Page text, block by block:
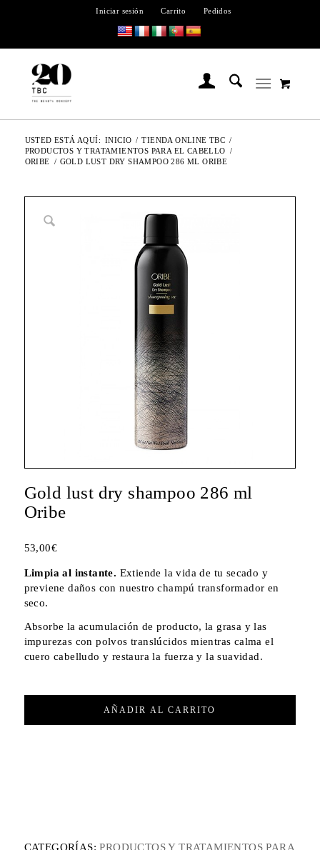
Iniciar sesión Carrito Pedidos
USTED ESTÁ AQUÍ: INICIO / TIENDA ONLINE TBC /
PRODUCTOS Y TRATAMIENTOS PARA EL CABELLO /
ORIBE / GOLD LUST DRY SHAMPOO 286 ML ORIBE
Gold lust dry shampoo 286 ml
Oribe
53,00€
Limpia al instante. Extiende la vida de tu secado y
previene daños con nuestro champú transformador en
seco.
Absorbe la acumulación de producto, la grasa y las
impurezas con polvos translúcidos mientras calma el
cuero cabelludo y restaura la fuerza y ​​la suavidad.
AÑADIR AL CARRITO
CATEGORÍAS:PRODUCTOS Y TRATAMIENTOS PARA